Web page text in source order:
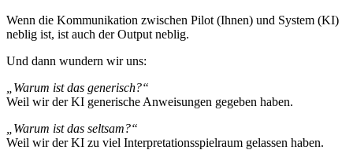
Wenn die Kommunikation zwischen Pilot (Ihnen) und System (KI)
neblig ist, ist auch der Output neblig.
Und dann wundern wir uns:
„Warum ist das generisch?“
Weil wir der KI generische Anweisungen gegeben haben.
„Warum ist das seltsam?“
Weil wir der KI zu viel Interpretationsspielraum gelassen haben.